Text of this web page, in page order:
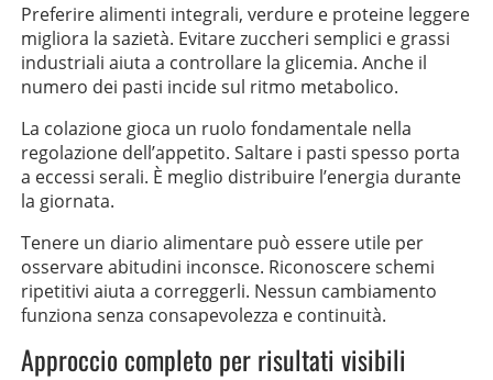
Preferire alimenti integrali, verdure e proteine leggere
migliora la sazietà. Evitare zuccheri semplici e grassi
industriali aiuta a controllare la glicemia. Anche il
numero dei pasti incide sul ritmo metabolico.
La colazione gioca un ruolo fondamentale nella
regolazione dell’appetito. Saltare i pasti spesso porta
a eccessi serali. È meglio distribuire l’energia durante
la giornata.
Tenere un diario alimentare può essere utile per
osservare abitudini inconsce. Riconoscere schemi
ripetitivi aiuta a correggerli. Nessun cambiamento
funziona senza consapevolezza e continuità.
Approccio completo per risultati visibili